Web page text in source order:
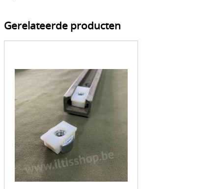
Eenmalige aanbiedingen
Gereedschap
VW 181 - Kübel
Gerelateerde producten